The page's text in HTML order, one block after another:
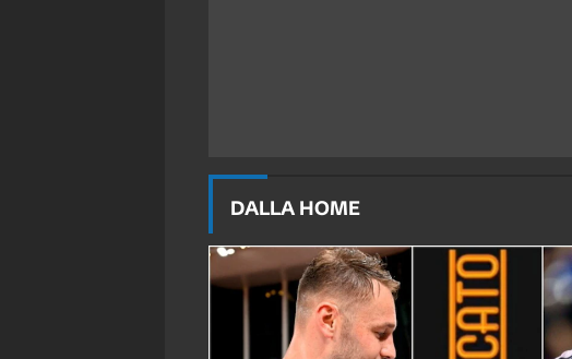
DALLA HOME